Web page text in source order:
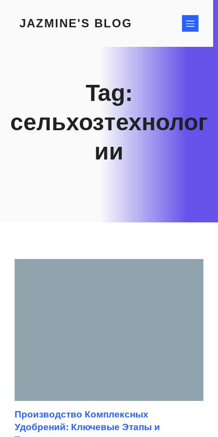
contentJAZMINE'S BLOG
Tag:
сельхозтехнолог
ии
Производство Комплексных
Удобрений: Ключевые Этапы и